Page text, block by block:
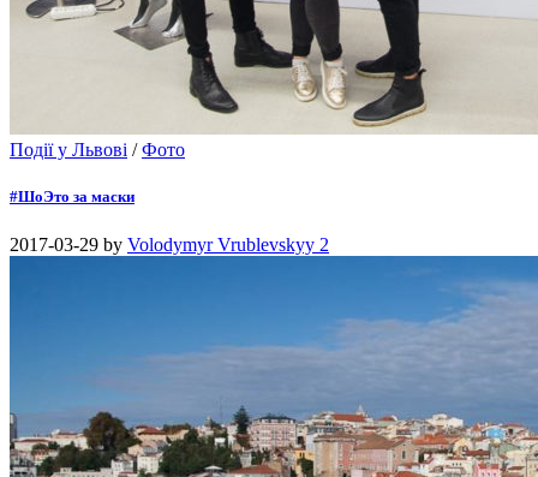
Події у Львові /Фото
#ШоЭто за маски
2017-03-29 by Volodymyr Vrublevskyy 2